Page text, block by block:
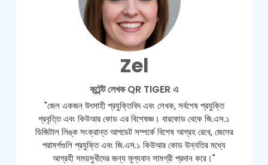
Zel
কন্টেন্ট লেখক QR TIGER এ
"জেল একজন উৎসাহী প্রযুক্তিবিদ এবং লেখক, সর্বশেষ প্রযুক্তি
প্রবৃত্তি এবং কিউআর কোড এর বিশেষজ্ঞ। বারকোড থেকে জি.এস.১
ডিজিটাল লিঙ্ক সংক্রান্ত আপডেট সম্পর্কে বিশেষ আগ্রহ রেখে, জেলের
পরামর্শগুলি প্রযুক্তি এবং জি.এস.১ কিউআর কোড উন্নতির মধ্যে
আগ্রহী সময়সুখীদের জন্য মূল্যবান সামগ্রী প্রদান করে।"